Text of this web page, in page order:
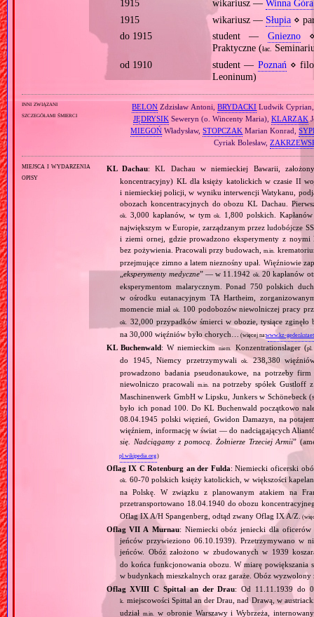
1915
wikariusz — Winna Góra
1915
wikariusz — Słupia⋄
do 1915
student — Gniezno⋄
Praktyczne (łac.
od 1910
student — Poznań ⋄
Leoninum)
inni związani
szczegółami śmierci
BELON Zdzisław Antoni,BRYDACKI Ludwik
JĘDRYSIKSeweryn (o. Wincenty Maria), KLARZAK
MIEGOŃ Władysław,STOPCZAK Marian Konrad,
Cyriak Bolesław,
miejsca i wydarzenia
opisy
KL Dachau: KL Dachau w niemieckiej Bawarii,
koncentracyjny) KL dla księży katolickich w czasie II
i niemieckiej policji, w wyniku interwencji Watykanu,
obozach koncentracyjnych do obozu KL Dachau.
ok. 3,000 kapłanów, w tymok.
1,800 polskich.
największym w Europie, zarządzanym przez ludobójcze
i ziemi ornej, gdzie prowadzono eksperymenty z
bez pożywienia. Pracowali przy budowach,m.in.
przejmujące zimno a latem nieznośny upał. Więźniowie
„eksperymenty medyczne” — w 11.1942 ok. 20 kapłanów
eksperymentom malarycznym. Ponad 750 polskich
w ośrodku eutanacyjnym TA Hartheim,
momencie miałok. 100 podobozów niewolniczej pracy
ok. 32,000 przypadków śmierci w obozie, tysiące
na 30,000 więźniów było chorych…
(więcej na:www.kz-
KL Buchenwald: W niemieckimniem. Konzentrationslager (pl.
do 1945, Niemcy przetrzymywaliok. 238,380
prowadzono badania pseudonaukowe, na potrzeby
niewolniczo pracowali
m.in. na potrzeby spółek Gustloff
Maschinenwerk GmbH w Lipsku, Junkers w Schönebeck
było ich ponad 100. Do KL Buchenwald początkowo
08.04.1945 polski więzień, Gwidon Damazyn, na
więźniem, informację w świat — do nadciągających
się. Nadciągamy z pomocą. Żołnierze Trzeciej Armii”
pl.wikipedia.org)
Oflag IX C Rotenburg an der Fulda: Niemiecki oficerski
ok. 60‐70 polskich księży katolickich, w większości
na Polskę. W związku z planowanym atakiem na
przetransportowano 18.04.1940 do obozu
Oflag IX A/H Spangenberg, odtąd zwany Oflag IX A/Z.
Oflag VII A Murnau: Niemiecki obóz jeniecki dla oficerów
jeńców przywieziono 06.10.1939). Przetrzymywano w
jeńców. Obóz założono w zbudowanych w 1939
do końca funkcjonowania obozu. W miarę powiększania
w budynkach mieszkalnych oraz garaże. Obóz
Oflag XVIII C Spittal an der Drau: Od 11.11.1939 do
k. miejscowości Spittal an der Drau, nad Drawą, w
udziałm.in. w obronie Warszawy i Wybrzeża,